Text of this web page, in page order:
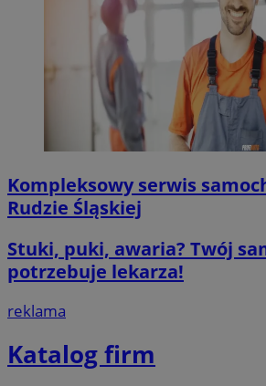
Kompleksowy serwis
Rudzie Śląskiej
Stuki, puki, awaria? Twój
potrzebuje lekarza!
reklama
Katalog firm